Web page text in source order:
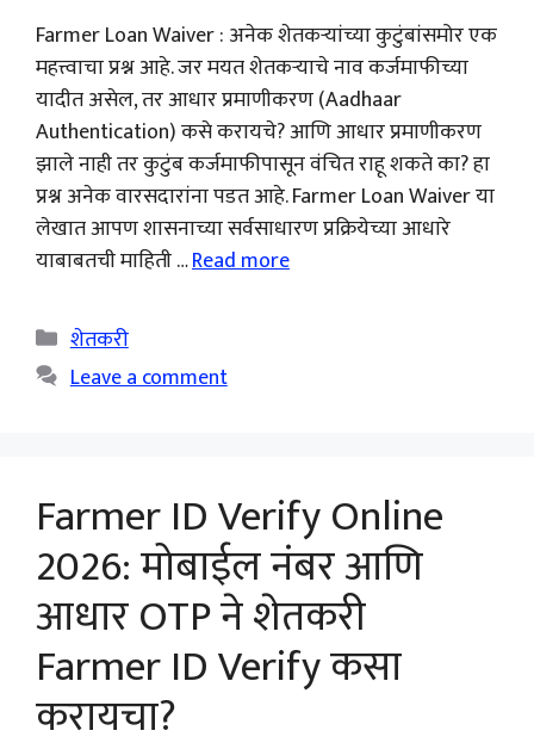
Farmer Loan Waiver : अनेक शेतकऱ्यांच्या कुटुंबांसमोर एक
महत्त्वाचा प्रश्न आहे. जर मयत शेतकऱ्याचे नाव कर्जमाफीच्या
यादीत असेल, तर आधार प्रमाणीकरण (Aadhaar
Authentication) कसे करायचे? आणि आधार प्रमाणीकरण
झाले नाही तर कुटुंब कर्जमाफीपासून वंचित राहू शकते का? हा
प्रश्न अनेक वारसदारांना पडत आहे. Farmer Loan Waiver या
लेखात आपण शासनाच्या सर्वसाधारण प्रक्रियेच्या आधारे
याबाबतची माहिती …Read more
Categories
शेतकरी
Leave a comment
Farmer ID Verify Online
2026: मोबाईल नंबर आणि
आधार OTP ने शेतकरी
Farmer ID Verify कसा
करायचा?